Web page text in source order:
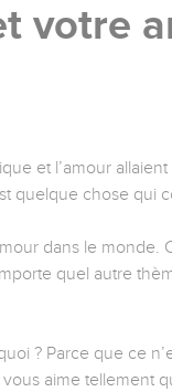
votre
et l’amour
quelque chose qui
dans le monde.
quel autre
? Parce que ce
aime tellement